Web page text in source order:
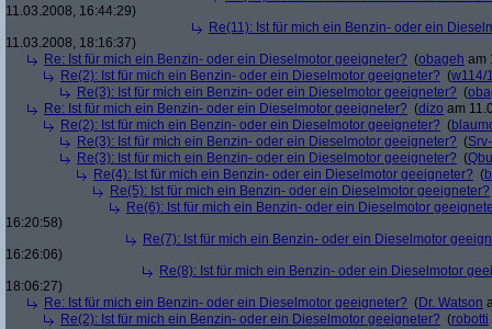
11.03.2008, 16:44:29)
Re(11): Ist für mich ein Benzin- oder ein
11.03.2008, 18:16:37)
Re: Ist für mich ein Benzin- oder ein Dieselmotor geeigneter? (obageh am
Re(2): Ist für mich ein Benzin- oder ein Dieselmotor geeigneter? (w114/
Re(3): Ist für mich ein Benzin- oder ein Dieselmotor geeigneter? (
Re: Ist für mich ein Benzin- oder ein Dieselmotor geeigneter? (dizo am
Re(2): Ist für mich ein Benzin- oder ein Dieselmotor geeigneter? (
Re(3): Ist für mich ein Benzin- oder ein Dieselmotor geeigneter? (
Re(3): Ist für mich ein Benzin- oder ein Dieselmotor geeigneter? (
Re(4): Ist für mich ein Benzin- oder ein Dieselmotor geeigneter? (
Re(5): Ist für mich ein Benzin- oder ein Dieselmotor geeigneter?
Re(6): Ist für mich ein Benzin- oder ein Dieselmotor
16:20:58)
Re(7): Ist für mich ein Benzin- oder ein Dieselmotor
16:26:06)
Re(8): Ist für mich ein Benzin- oder ein Dieselmotor
18:06:27)
Re: Ist für mich ein Benzin- oder ein Dieselmotor geeigneter? (Dr. Watson
Re(2): Ist für mich ein Benzin- oder ein Dieselmotor geeigneter? (robotti